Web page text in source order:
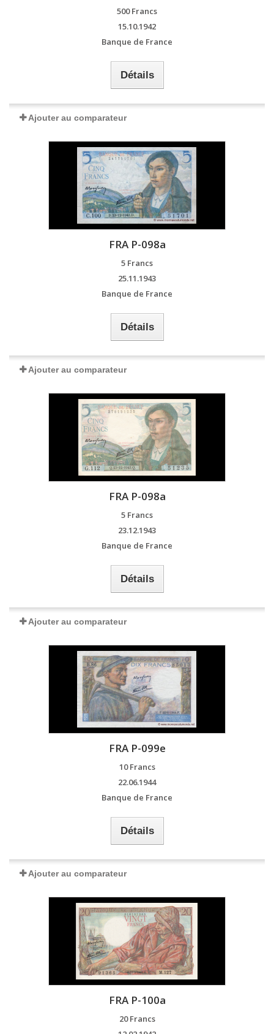
500 Francs
15.10.1942
Banque de France
Détails
Ajouter au comparateur
FRA P-098a
5 Francs
25.11.1943
Banque de France
Détails
Ajouter au comparateur
FRA P-098a
5 Francs
23.12.1943
Banque de France
Détails
Ajouter au comparateur
FRA P-099e
10 Francs
22.06.1944
Banque de France
Détails
Ajouter au comparateur
FRA P-100a
20 Francs